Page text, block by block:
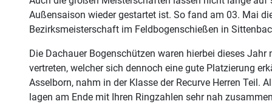
Außensaison wieder gestartet ist. So fand am 03. Mai
Bezirksmeisterschaft im Feldbogenschießen in
Die Dachauer Bogenschützen waren hierbei dieses
vertreten, welcher sich dennoch eine gute Platzierung
Asselborn, nahm in der Klasse der Recurve Herren Teil.
lagen am Ende mit Ihren Ringzahlen sehr nah